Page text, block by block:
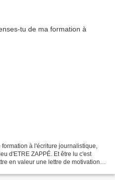
à l'écriture journalistique,
d'ETRE ZAPPÉ. Et être lu c'est
en valeur une lettre de motivation,